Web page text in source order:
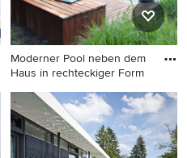
Moderner Pool neben dem
Haus in rechteckiger Form
Moderner Pool neben dem
Haus in rechteckiger Form in
Hamburg